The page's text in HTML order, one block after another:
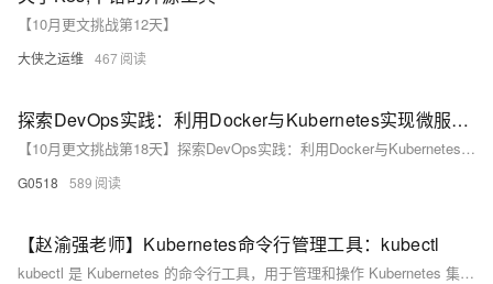
【10月更文挑战第12天】
大侠之运维 467
探索DevOps实践：利用Docker与Kubernetes实现微服务架构的自动化部署
【10月更文挑战第18天】探索DevOps实践：利用Docker与Kubernetes实现微服务架构的自动化部署
G0518 589
【赵渝强老师】Kubernetes命令行管理工具：kubectl
kubectl 是 Kubernetes 的命令行工具，用于管理和操作 Kubernetes 集群。本文通过视频讲解和具体示例，介绍了 kubectl 的常用命令，包括显示 Pod 信息、创建 Deployment 和 Service、更新和回滚 Deployment、以及删除资源等操作。